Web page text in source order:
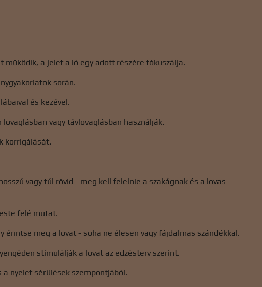
a jelet a ló egy adott részére fókuszálja.
során.
és kezével.
vagy távlovaglásban használják.
korrigálását.
vagy túl rövid - meg kell felelnie a szakágnak és a lovas
felé mutat.
érintse meg a lovat - soha ne élesen vagy fájdalmas szándékkal.
stimulálják a lovat az edzésterv szerint.
nyelet sérülések szempontjából.